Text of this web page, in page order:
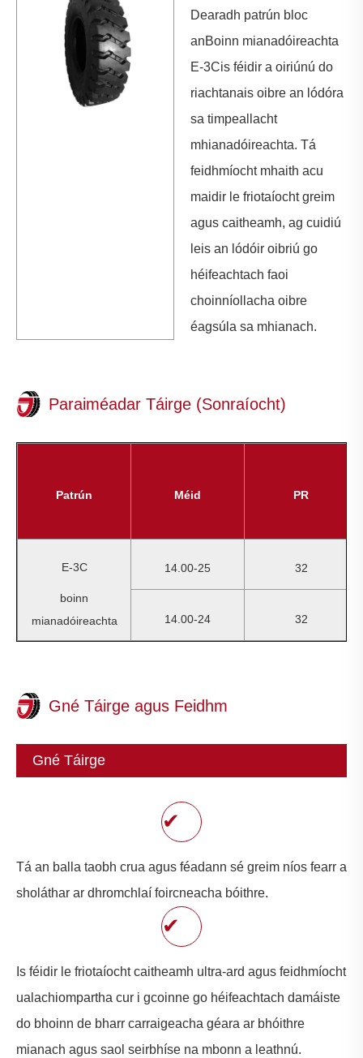
Dearadh patrún bloc
anBoinn mianadóireachta
E-3Cis féidir a oiriúnú do
riachtanais oibre an lódóra
sa timpeallacht
mhianadóireachta. Tá
feidhmíocht mhaith acu
maidir le friotaíocht greim
agus caitheamh, ag cuidiú
leis an lódóir oibriú go
héifeachtach faoi
choinníollacha oibre
éagsúla sa mhianach.
Paraiméadar Táirge (Sonraíocht)
Patrún Méid PR
E-3C
boinn
mianadóireachta
14.00-25 32
14.00-24 32
Gné Táirge agus Feidhm
Gné Táirge
✔
Tá an balla taobh crua agus féadann sé greim níos fearr a
sholáthar ar dhromchlaí foircneacha bóithre.
✔
Is féidir le friotaíocht caitheamh ultra-ard agus feidhmíocht
ualachiompartha cur i gcoinne go héifeachtach damáiste
do bhoinn de bharr carraigeacha géara ar bhóithre
mianach agus saol seirbhíse na mbonn a leathnú.